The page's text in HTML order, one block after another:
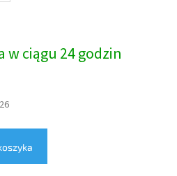
w ciągu 24 godzin